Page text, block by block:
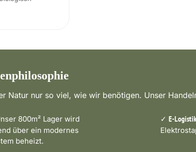
Natur nur so viel, wie wir benötigen. Unser
800m² Lager wird
über ein modernes
beheizt.
✓ E-